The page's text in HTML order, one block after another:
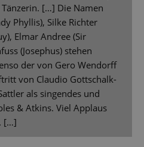
[…] Die Namen
Phyllis), Silke Richter
Elmar Andree (Sir
(Josephus) stehen
der von Gero Wendorff
von Claudio Gottschalk-
als singendes und
& Atkins. Viel Applaus
[…]